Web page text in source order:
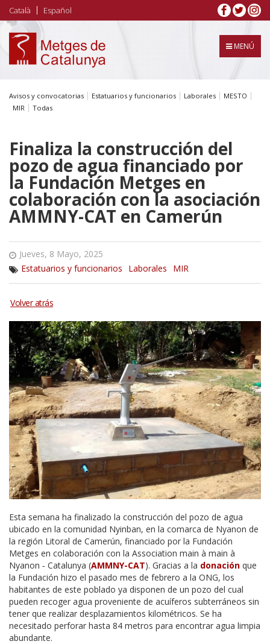
Pasar
al
contenido
principal
Català Español
MENÚ
Avisos y convocatorias Estatuarios y funcionarios Laborales
MESTO
MIR
Todas
Finaliza la construcción del
pozo de agua financiado por
la Fundación Metges en
colaboración con la asociación
AMMNY-CAT en Camerún
Jueves, 8 Mayo, 2025
Estatuarios y funcionarios
Laborales MIR
Esta semana ha finalizado la construcción del pozo de agua
ubicado en la comunidad Nyinban, en la comarca de Nyanon de
la región Litoral de Camerún, financiado por la Fundación
Metges en colaboración con la Association main à main à
Nyanon ‐ Catalunya (AMMNY-CAT). Gracias a la donación que
la Fundación hizo el pasado mes de febrero a la ONG, los
habitantes de este poblado ya disponen de un pozo del cual
pueden recoger agua proveniente de acuíferos subterráneos sin
tener que realizar desplazamientos kilométricos. Se ha
necesitado perforar hasta 84 metros para encontrar agua limpia
abundante.